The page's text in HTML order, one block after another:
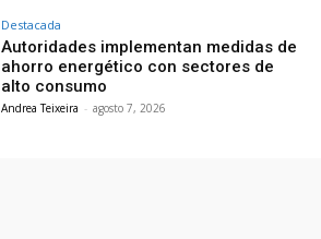
Destacada
Autoridades implementan medidas de
ahorro energético con sectores de
alto consumo
Andrea Teixeira - agosto 7, 2026